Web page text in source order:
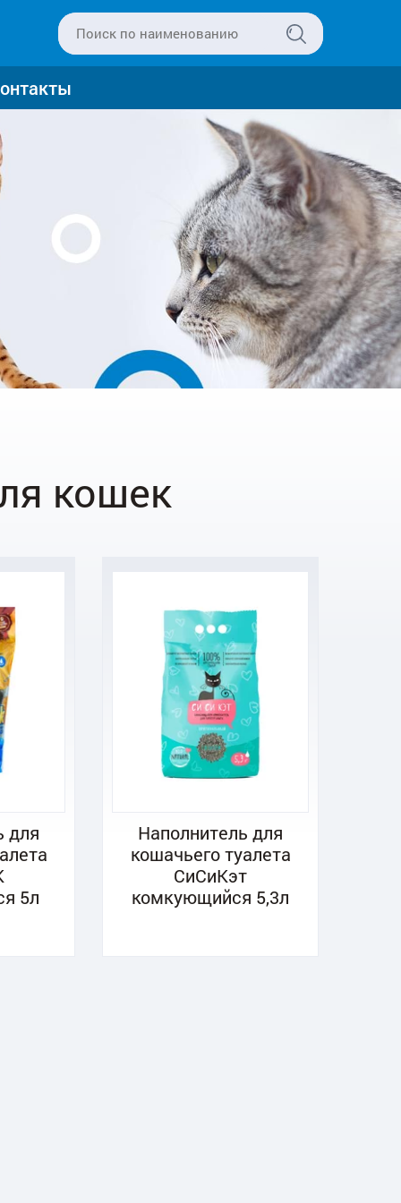
кошек
для
5л
Наполнитель для
кошачьего туалета
СиСиКэт
комкующийся 5,3л